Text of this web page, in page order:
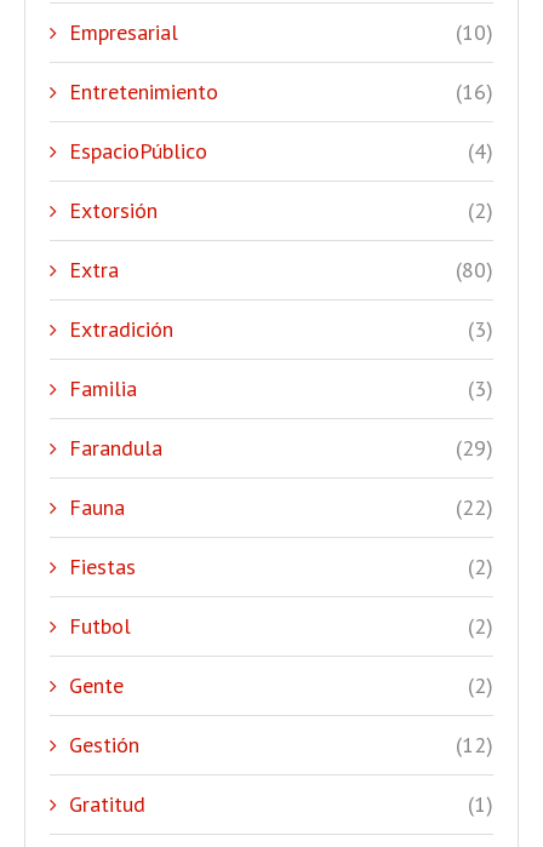
Empresarial (10)
Entretenimiento (16)
EspacioPúblico (4)
Extorsión (2)
Extra (80)
Extradición (3)
Familia (3)
Farandula (29)
Fauna (22)
Fiestas (2)
Futbol (2)
Gente (2)
Gestión (12)
Gratitud (1)